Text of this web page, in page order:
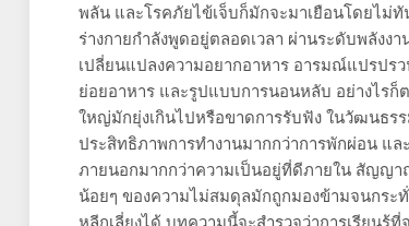
พลัน และโรคภัยไข้เจ็บก็มักจะมาเยือนโดยไม่ทั
ร่างกายกำลังพูดอยู่ตลอดเวลา ผ่านระดับพลังงา
เปลี่ยนแปลงความอยากอาหาร อารมณ์แปรปร
ย่อยอาหาร และรูปแบบการนอนหลับ อย่างไรก็
ใหญ่มักยุ่งเกินไปหรือขาดการรับฟัง ในวัฒนธร
ประสิทธิภาพการทำงานมากกว่าการพักผ่อน แ
ภายนอกมากกว่าความเป็นอยู่ที่ดีภายใน สัญญา
น้อยๆ ของความไม่สมดุลมักถูกมองข้ามจนกระ
หลีกเลี่ยงได้ บทความนี้จะสำรวจว่าการเรียนรู้ที่